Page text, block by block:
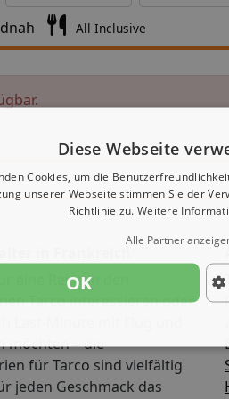
All Inclusive
eine Reise in den
Tarco interessieren oder
möchten – die
für Tarco sind vielfältig
jeden Geschmack das
Diese Webseite
Cookies, um die
unserer Webseite stimmen Sie der
Richtlinie zu. Weitere
Alle Partner
OK